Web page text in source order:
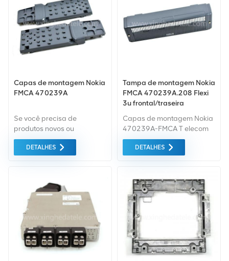
fornecido ao melhor preço
possível
Capas de montagem Nokia
FMCA 470239A
Se você precisa de
produtos novos ou
renovados, a garantia
abrangente é padrão.
equipamentos do mercado
qualidade. Tudo isso é
fornecido ao melhor preço
possível.
DETALHES
Tampa de montagem Nokia
FMCA 470239A.208 Flexi
3u frontal/traseira
Capas de montagem Nokia
470239A-FMCA T elecom
Equipment Mounting Capa
frontal para BBU RRU
DETALHES